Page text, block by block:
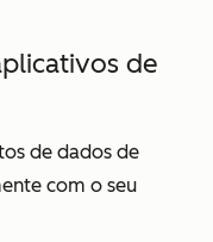
de
de dados de
com o seu